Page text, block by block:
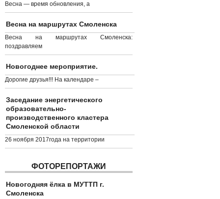
Весна — время обновления, а
Весна на маршрутах Смоленска
Весна на маршрутах Смоленска:
поздравляем
Новогоднее мероприятие.
Дорогие друзья!!! На календаре –
Заседание энергетического
образовательно-
производственного кластера
Смоленской области
26 ноября 2017года на территории
ФОТОРЕПОРТАЖИ
Новогодняя ёлка в МУТТП г.
Смоленска